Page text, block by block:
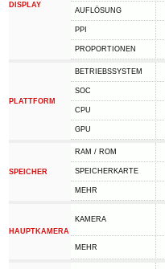
DISPLAY
AUFLÖSUNG
PPI
PROPORTIONEN
PLATTFORM
BETRIEBSSYSTEM
SOC
CPU
GPU
SPEICHER
RAM / ROM
SPEICHERKARTE
MEHR
HAUPTKAMERA
KAMERA
MEHR